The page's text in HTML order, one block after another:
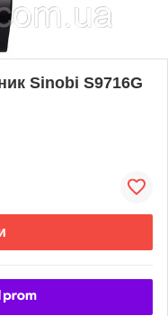
Sinobi S9716G